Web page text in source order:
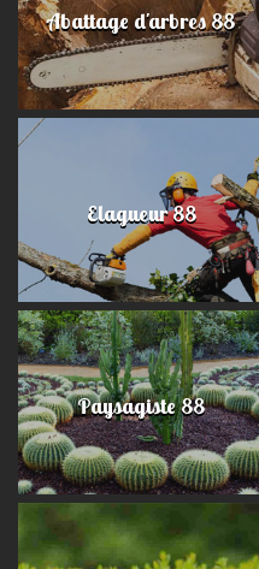
Abattage d'arbres 88
Elagueur 88
Paysagiste 88